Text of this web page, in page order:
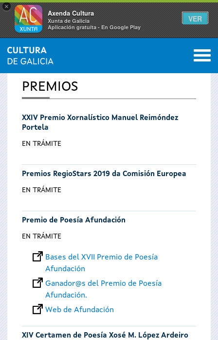
×
Axenda Cultura
Xunta de Galicia
Aplicación gratuíta - En Google Play
VER
Se
encuentra
usted
aquí
INICIO 0
PREMIOS
XXIV Premio Xornalístico Manuel Reimóndez
Portela
EN TRÁMITE
Premios RegioStars 2019 da Comisión Europea
EN TRÁMITE
Premio de Poesía Afundación
EN TRÁMITE
Bases del XVII Premio de Poesía
Afundación
Ganador@s del Premio de Poesía
Afundación.
Web de Afundación
XIV Certamen de Poesía Xosé M. López Ardeiro